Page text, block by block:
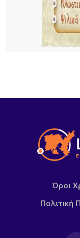
ανακατασκευή
Μητρόπολης
4 ΏΡΕΣ ΠΡΙΝ
Κουτσομούρες
Όροι